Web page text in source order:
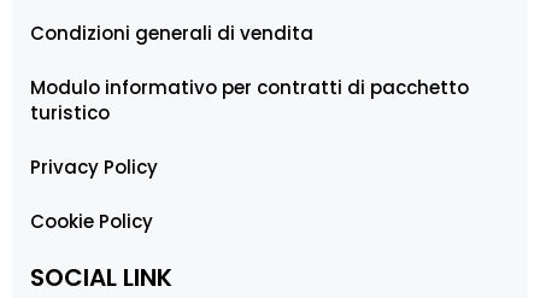
Condizioni generali di vendita
Modulo informativo per contratti di pacchetto
turistico
Privacy Policy
Cookie Policy
SOCIAL LINK